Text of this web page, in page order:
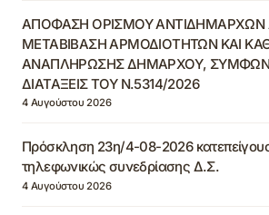
ΑΠΟΦΑΣΗ ΟΡΙΣΜΟΥ ΑΝΤΙΔΗΜΑΡΧΩΝ
ΜΕΤΑΒΙΒΑΣΗ ΑΡΜΟΔΙΟΤΗΤΩΝ ΚΑΙ
ΑΝΑΠΛΗΡΩΣΗΣ ΔΗΜΑΡΧΟΥ,
ΔΙΑΤΑΞΕΙΣ ΤΟΥ Ν.5314/2026
4 Αυγούστου 2026
Πρόσκληση 23η/4-08-2026
τηλεφωνικώς συνεδρίασης Δ.Σ.
4 Αυγούστου 2026